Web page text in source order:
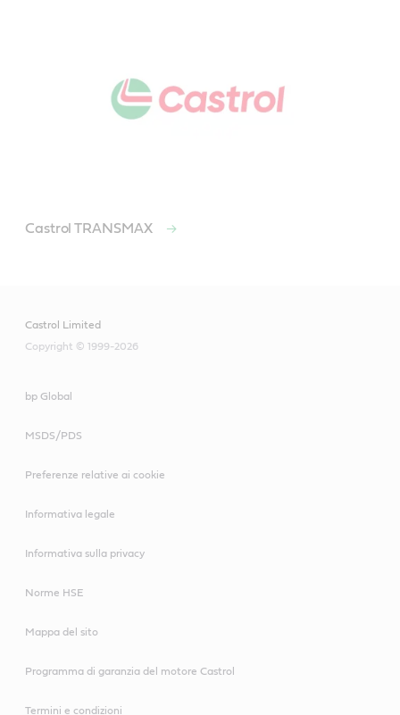
Castrol TRANSMAX
Castrol Limited
Copyright © 1999-2026
bp Global
MSDS/PDS
Preferenze relative ai cookie
Informativa legale
Informativa sulla privacy
Norme HSE
Mappa del sito
Programma di garanzia del motore Castrol
Termini e condizioni